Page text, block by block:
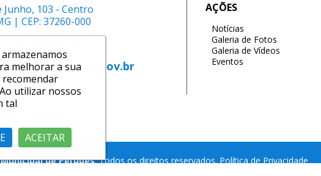
Junho, 103 - Centro
| CEP: 37260-000
AÇÕES
Notícias
Galeria de Fotos
Galeria de Vídeos
Eventos
de Perdões. Todos os direitos reservados.Política de Privacidade
melhorar a sua
recomendar
utilizar nossos
tal
ACEITAR